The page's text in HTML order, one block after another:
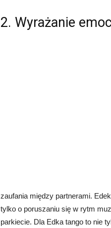
2. Wyrażanie
zaufania między partnerami.
tylko o poruszaniu się w rytm
parkiecie. Dla Edka tango to nie